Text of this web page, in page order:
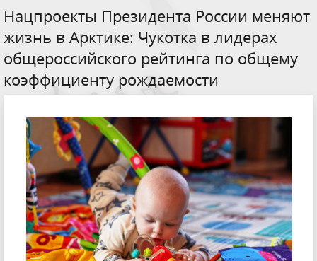
Нацпроекты Президента России меняют
жизнь в Арктике: Чукотка в лидерах
общероссийского рейтинга по общему
коэффициенту рождаемости